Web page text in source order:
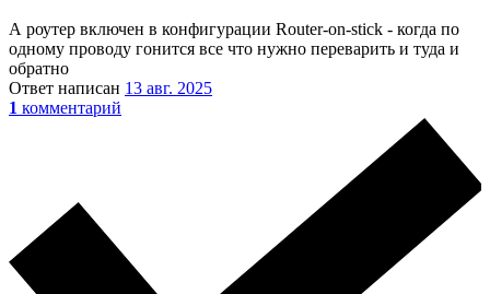
А роутер включен в конфигурации Router-on-stick - когда по
одному проводу гонится все что нужно переварить и туда и
обратно
Ответ написан 13 авг. 2025
1 комментарий